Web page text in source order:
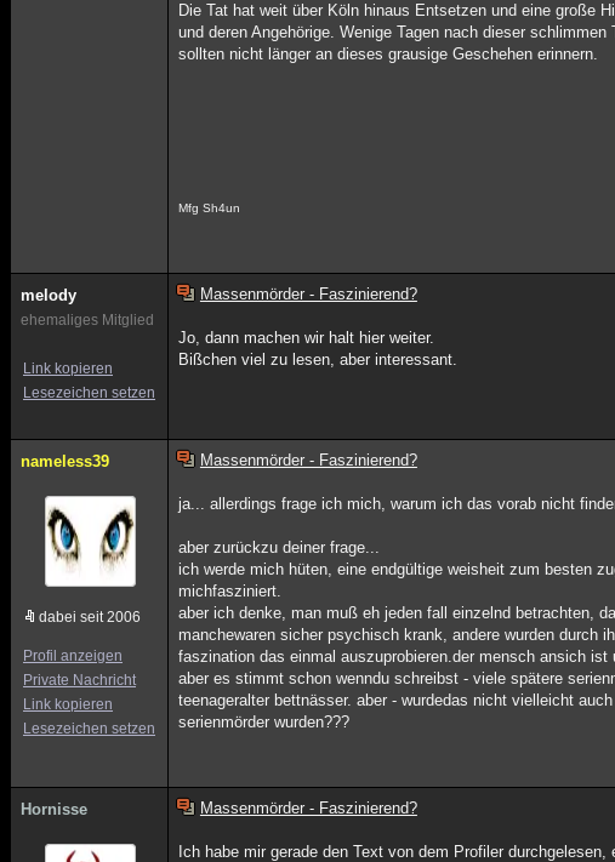
Die Tat hat weit über Köln hinaus Entsetzen und eine große
und deren Angehörige. Wenige Tagen nach dieser
sollten nicht länger an dieses grausige Geschehen erinnern.
Mfg Sh4un
melody
ehemaliges Mitglied
Link kopieren
Lesezeichen setzen
Massenmörder - Faszinierend?
Jo, dann machen wir halt hier weiter.
Bißchen viel zu lesen, aber interessant.
nameless39
dabei seit 2006
Profil anzeigen
Private Nachricht
Link kopieren
Lesezeichen setzen
Massenmörder - Faszinierend?
ja... allerdings frage ich mich, warum ich das vorab nicht
aber zurückzu deiner frage...
ich werde mich hüten, eine endgültige weisheit zum besten
michfasziniert.
aber ich denke, man muß eh jeden fall einzelnd betrachten,
manchewaren sicher psychisch krank, andere wurden durch
faszination das einmal auszuprobieren.der mensch ansich ist
aber es stimmt schon wenndu schreibst - viele spätere
teenageralter bettnässer. aber - wurdedas nicht vielleicht
serienmörder wurden???
Hornisse Massenmörder - Faszinierend?
Ich habe mir gerade den Text von dem Profiler